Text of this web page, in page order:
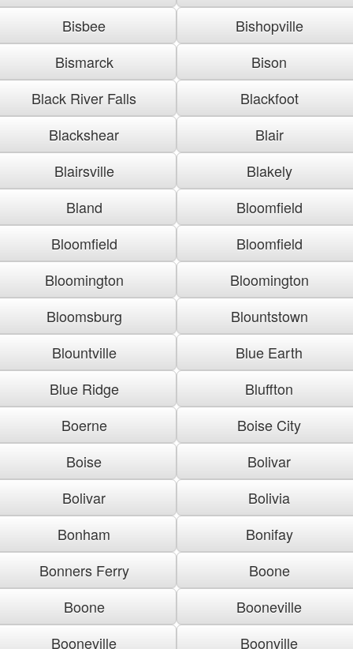
Bisbee
Bishopville
Bismarck
Bison
Black River Falls
Blackfoot
Blackshear
Blair
Blairsville
Blakely
Bland
Bloomfield
Bloomfield
Bloomfield
Bloomington
Bloomington
Bloomsburg
Blountstown
Blountville
Blue Earth
Blue Ridge
Bluffton
Boerne
Boise City
Boise
Bolivar
Bolivar
Bolivia
Bonham
Bonifay
Bonners Ferry
Boone
Boone
Booneville
Booneville
Boonville